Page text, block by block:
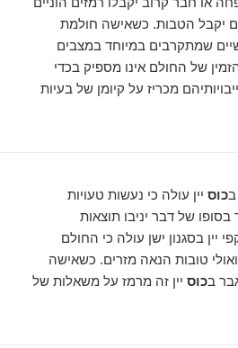
יקבל הטבות. כשאישה חולמת
שמתקרבים במיוחד במצבים
של החולם אינו מספיק בכדי
מכריז על קיומן של בעיות
בכוס יין עולה כי נעשות טעויות
בסופו של דבר יניבו תוצאות
יין בסגנון ישן עולה כי החולם
טובות הנאה מזרים. כשאישה
בכוס יין זה מרמז על משאלות של